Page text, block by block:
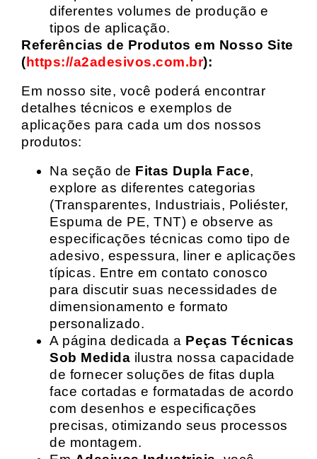
diferentes volumes de produção e
tipos de aplicação.
Referências de Produtos em Nosso Site
(https://a2adesivos.com.br):
Em nosso site, você poderá encontrar
detalhes técnicos e exemplos de
aplicações para cada um dos nossos
produtos:
Na seção de Fitas Dupla Face,
explore as diferentes categorias
(Transparentes, Industriais, Poliéster,
Espuma de PE, TNT) e observe as
especificações técnicas como tipo de
adesivo, espessura, liner e aplicações
típicas. Entre em contato conosco
para discutir suas necessidades de
dimensionamento e formato
personalizado.
A página dedicada a Peças Técnicas
Sob Medida ilustra nossa capacidade
de fornecer soluções de fitas dupla
face cortadas e formatadas de acordo
com desenhos e especificações
precisas, otimizando seus processos
de montagem.